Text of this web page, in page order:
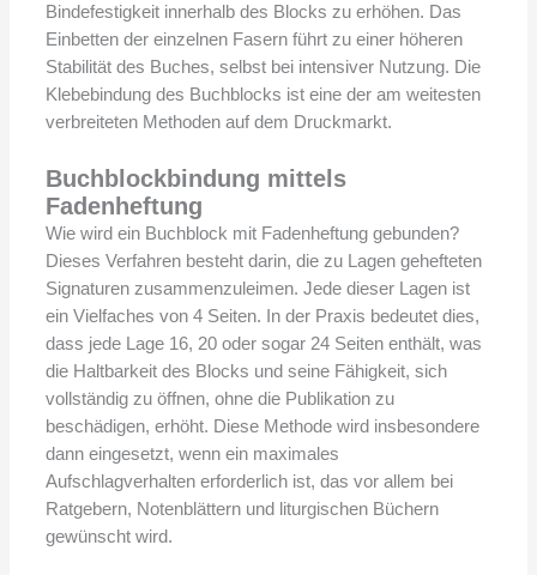
Bindefestigkeit innerhalb des Blocks zu erhöhen. Das
Einbetten der einzelnen Fasern führt zu einer höheren
Stabilität des Buches, selbst bei intensiver Nutzung. Die
Klebebindung des Buchblocks ist eine der am weitesten
verbreiteten Methoden auf dem Druckmarkt.
Buchblockbindung mittels
Fadenheftung
Wie wird ein Buchblock mit Fadenheftung gebunden?
Dieses Verfahren besteht darin, die zu Lagen gehefteten
Signaturen zusammenzuleimen. Jede dieser Lagen ist
ein Vielfaches von 4 Seiten. In der Praxis bedeutet dies,
dass jede Lage 16, 20 oder sogar 24 Seiten enthält, was
die Haltbarkeit des Blocks und seine Fähigkeit, sich
vollständig zu öffnen, ohne die Publikation zu
beschädigen, erhöht. Diese Methode wird insbesondere
dann eingesetzt, wenn ein maximales
Aufschlagverhalten erforderlich ist, das vor allem bei
Ratgebern, Notenblättern und liturgischen Büchern
gewünscht wird.